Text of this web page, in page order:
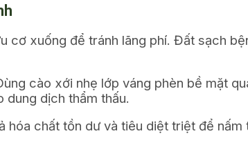
cơ xuống để tránh lãng phí. Đất sạch
cào xới nhẹ lớp váng phèn bề mặt
dịch thẩm thấu.
chất tồn dư và tiêu diệt triệt để